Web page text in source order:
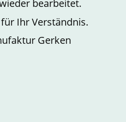
bearbeitet.
Ihr Verständnis.
Gerken